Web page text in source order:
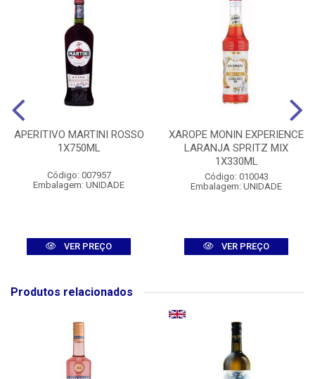
APERITIVO MARTINI ROSSO
1X750ML
Código: 007957
Embalagem: UNIDADE
VER PREÇO
XAROPE MONIN EXPERIENCE
LARANJA SPRITZ MIX
1X330ML
Código: 010043
Embalagem: UNIDADE
VER PREÇO
Produtos relacionados